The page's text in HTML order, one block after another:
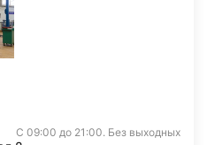
С 09:00 до 21:00. Без выходных